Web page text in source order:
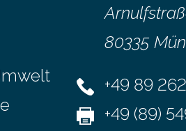
sollen
Leistung beschreibt,
einer bestimmten
wird. Sie steht als
80335
+49 89
+49 (89)